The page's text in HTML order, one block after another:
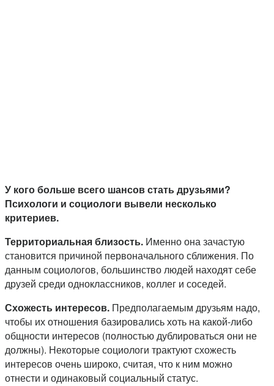
У кого больше всего шансов стать друзьями?
Психологи и социологи вывели несколько
критериев.
Территориальная близость. Именно она зачастую
становится причиной первоначального сближения. По
данным социологов, большинство людей находят себе
друзей среди одноклассников, коллег и соседей.
Схожесть интересов. Предполагаемым друзьям надо,
чтобы их отношения базировались хоть на какой-либо
общности интересов (полностью дублироваться они не
должны). Некоторые социологи трактуют схожесть
интересов очень широко, считая, что к ним можно
отнести и одинаковый социальный статус.